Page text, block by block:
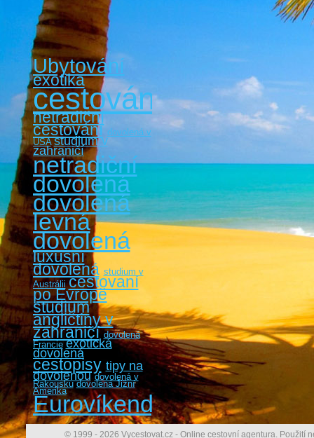
Ubytování
exotika
cestování
netradiční
cestování dovolená v
USA studium v
zahraničí
netradiční
dovolená
dovolená
levná
dovolená
luxusní
dovolená studium v
Austrálii cestovaní
po Evropě
studium
angličtiny v
zahraničí dovolená
Francie exotická
dovolená
cestopisy tipy na
dovolenou dovolená v
Rakousku dovolená Jižní
Amerika
Eurovíkendy
© 1999 - 2026 Vycestovat.cz - Online cestovní agentura. Použití